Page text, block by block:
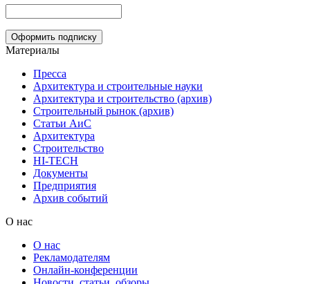
Материалы
Пресса
Архитектура и строительные науки
Архитектура и строительство (архив)
Строительный рынок (архив)
Статьи АиС
Архитектура
Строительство
HI-TECH
Документы
Предприятия
Архив событий
О нас
О нас
Рекламодателям
Онлайн-конференции